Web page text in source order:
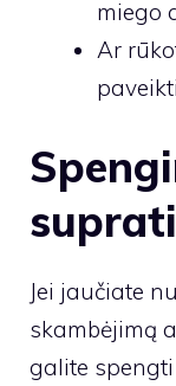
miego
Ar
Jei jaučiate
skambėjimą
galite